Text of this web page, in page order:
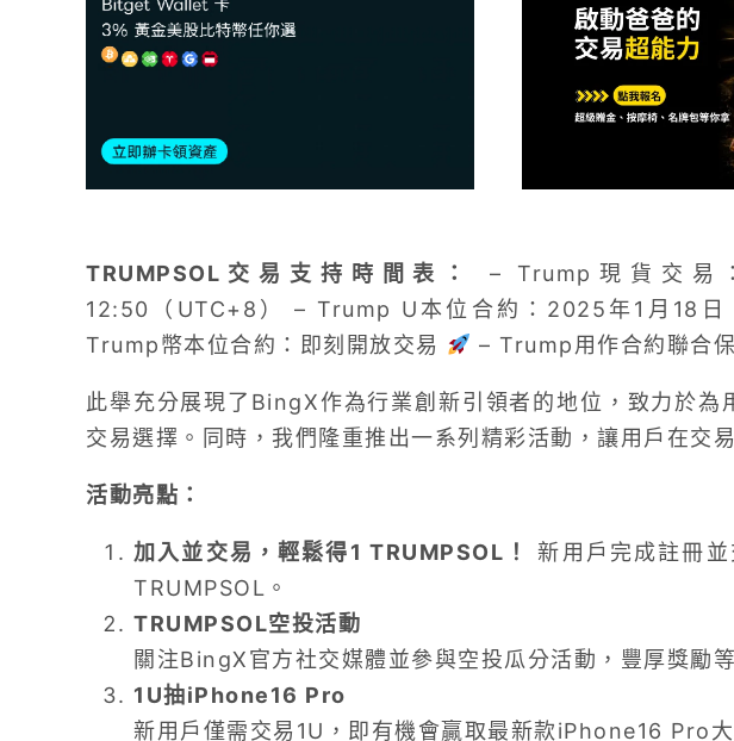
TRUMPSOL交易支持時間表：
– Trump現貨交易
12:50（UTC+8） – Trump U本位合約：2025年1月18
Trump幣本位合約：即刻開放交易
– Trump用作合約聯合
此舉充分展現了BingX作為行業創新引領者的地位，致力於為
交易選擇。同時，我們隆重推出一系列精彩活動，讓用戶在交
活動亮點：
加入並交易，輕鬆得1 TRUMPSOL！
新用戶完成註冊
TRUMPSOL。
TRUMPSOL空投活動
關注BingX官方社交媒體並參與空投瓜分活動，豐厚獎勵等
1U抽iPhone16 Pro
新用戶僅需交易1U，即有機會贏取最新款iPhone16 Pro大